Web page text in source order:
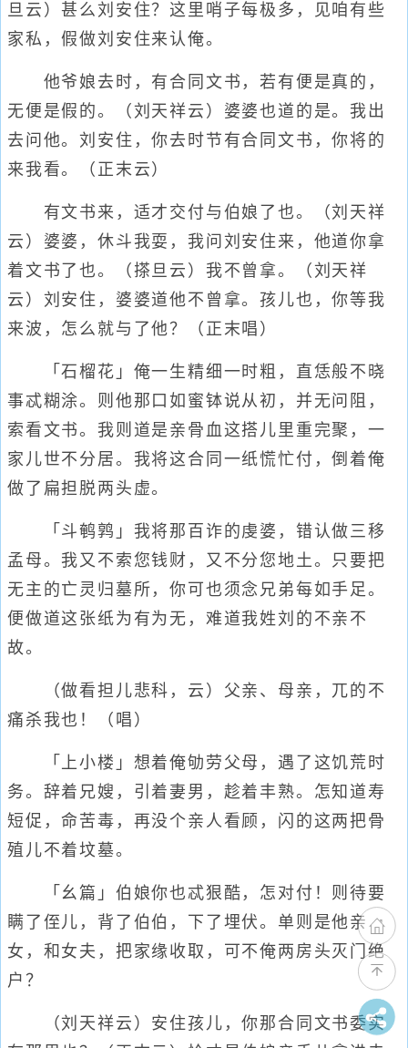
旦云）甚么刘安住？这里哨子每极多，见咱有些
家私，假做刘安住来认俺。
他爷娘去时，有合同文书，若有便是真的，
无便是假的。（刘天祥云）婆婆也道的是。我出
去问他。刘安住，你去时节有合同文书，你将的
来我看。（正末云）
有文书来，适才交付与伯娘了也。（刘天祥
云）婆婆，休斗我耍，我问刘安住来，他道你拿
着文书了也。（搽旦云）我不曾拿。（刘天祥
云）刘安住，婆婆道他不曾拿。孩儿也，你等我
来波，怎么就与了他？（正末唱）
「石榴花」俺一生精细一时粗，直恁般不晓
事忒糊涂。则他那口如蜜钵说从初，并无问阻，
索看文书。我则道是亲骨血这搭儿里重完聚，一
家儿世不分居。我将这合同一纸慌忙付，倒着俺
做了扁担脱两头虚。
「斗鹌鹑」我将那百诈的虔婆，错认做三移
孟母。我又不索您钱财，又不分您地土。只要把
无主的亡灵归墓所，你可也须念兄弟每如手足。
便做道这张纸为有为无，难道我姓刘的不亲不
故。
（做看担儿悲科，云）父亲、母亲，兀的不
痛杀我也！（唱）
「上小楼」想着俺劬劳父母，遇了这饥荒时
务。辞着兄嫂，引着妻男，趁着丰熟。怎知道寿
短促，命苦毒，再没个亲人看顾，闪的这两把骨
殖儿不着坟墓。
「幺篇」伯娘你也忒狠酷，怎对付！则待要
瞒了侄儿，背了伯伯，下了埋伏。单则是他亲
女，和女夫，把家缘收取，可不俺两房头灭门绝
户？
（刘天祥云）安住孩儿，你那合同文书委实